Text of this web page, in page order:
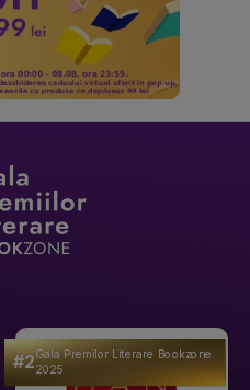
#2Gala Premilor Literare Bookzone
2025